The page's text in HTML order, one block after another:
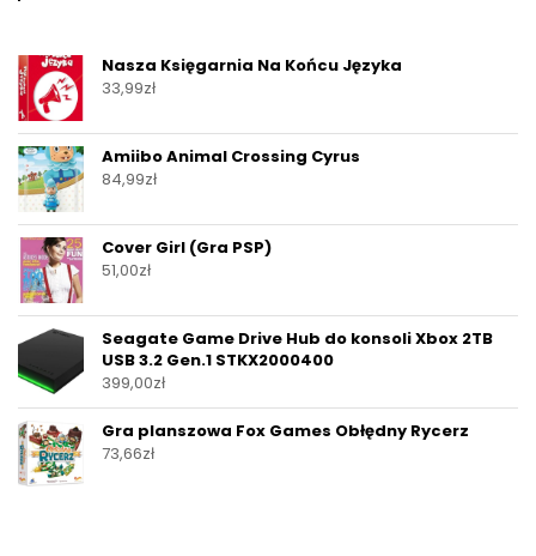
Nasza Księgarnia Na Końcu Języka
33,99zł
Amiibo Animal Crossing Cyrus
84,99zł
Cover Girl (Gra PSP)
51,00zł
Seagate Game Drive Hub do konsoli Xbox 2TB
USB 3.2 Gen.1 STKX2000400
399,00zł
Gra planszowa Fox Games Obłędny Rycerz
73,66zł